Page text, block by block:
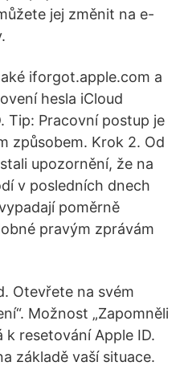
jej změnit na e-
iforgot.apple.com a
hesla iCloud
Tip: Pracovní postup je
způsobem. Krok 2. Od
upozornění, že na
v posledních dnech
poměrně
pravým zprávám
Otevřete na svém
Možnost „Zapomněli
k resetování Apple ID.
základě vaší situace.